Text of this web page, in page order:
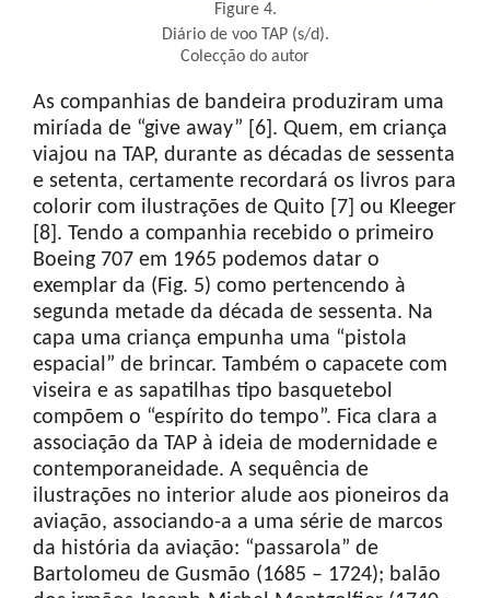
Figure 4.
Diário de voo TAP (s/d).
Colecção do autor
As companhias de bandeira produziram uma
miríada de “give away” [6]. Quem, em criança
viajou na TAP, durante as décadas de sessenta
e setenta, certamente recordará os livros para
colorir com ilustrações de Quito [7] ou Kleeger
[8]. Tendo a companhia recebido o primeiro
Boeing 707 em 1965 podemos datar o
exemplar da (Fig. 5) como pertencendo à
segunda metade da década de sessenta. Na
capa uma criança empunha uma “pistola
espacial” de brincar. Também o capacete com
viseira e as sapatilhas tipo basquetebol
compõem o “espírito do tempo”. Fica clara a
associação da TAP à ideia de modernidade e
contemporaneidade. A sequência de
ilustrações no interior alude aos pioneiros da
aviação, associando-a a uma série de marcos
da história da aviação: “passarola” de
Bartolomeu de Gusmão (1685 – 1724); balão